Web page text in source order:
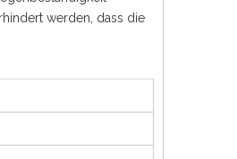
werden, dass die